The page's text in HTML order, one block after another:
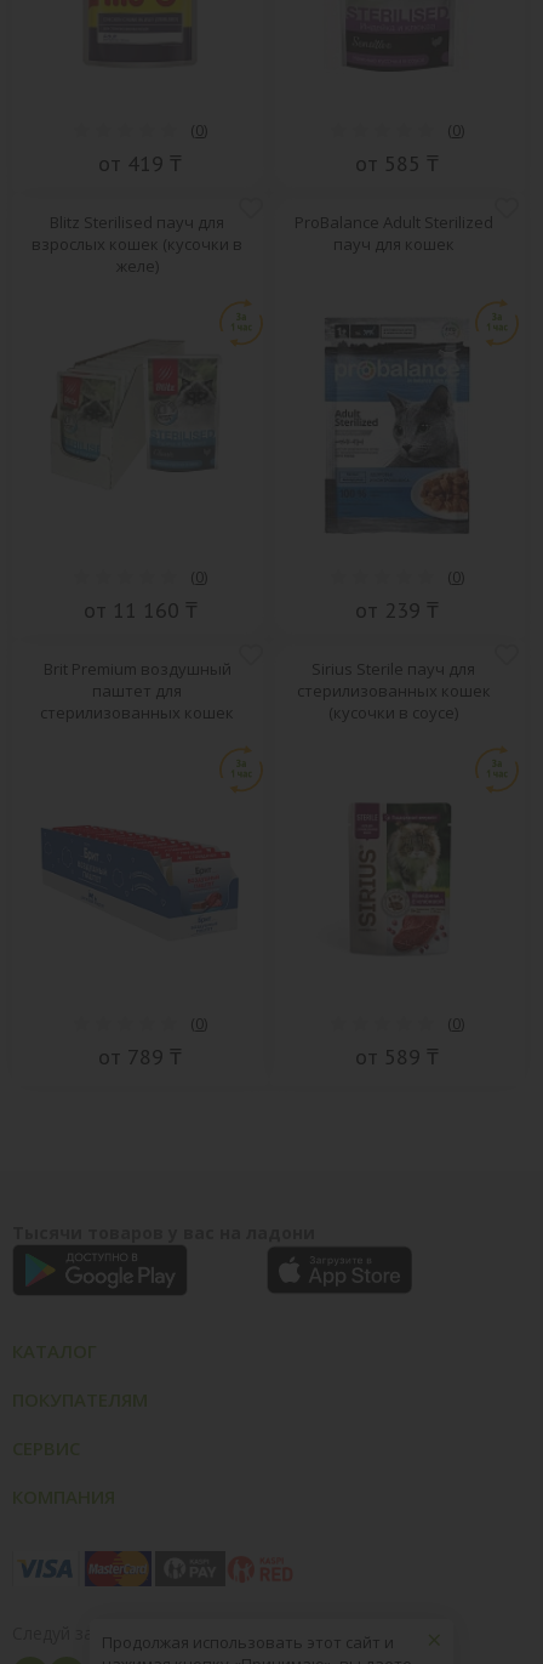
(0)
от 419 ₸
(0)
от 585 ₸
Blitz Sterilised пауч для
взрослых кошек (кусочки в
желе)
(0)
от 11 160 ₸
ProBalance Adult Sterilized
пауч для кошек
(0)
от 239 ₸
Brit Premium воздушный
паштет для
стерилизованных кошек
(0)
от 789 ₸
Sirius Sterile пауч для
стерилизованных кошек
(кусочки в соусе)
(0)
от 589 ₸
Следуй за нами ×
Продолжая использовать этот сайт и